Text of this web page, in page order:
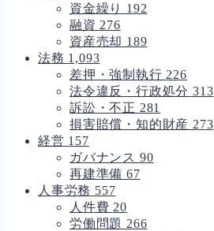
資金繰り 192
融資 276
資産売却 189
法務 1,093
差押・強制執行 226
法令違反・行政処分313
訴訟・不正 281
損害賠償・知的財産 273
経営 157
ガバナンス 90
再建準備 67
人事労務 557
人件費 20
労働問題 266